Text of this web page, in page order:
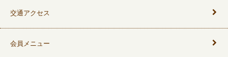
交通アクセス
会員メニュー